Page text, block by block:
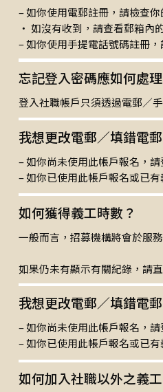
– 如你使用電郵註冊，請檢查
‧ 如沒有收到，請查看郵箱內
– 如你使用手提電話號碼註冊
忘記登入密碼應如何處理
登入社職帳戶只須透過電郵／
我想更改電郵／填錯電
– 如你尚未使用此帳戶報名，
– 如你已使用此帳戶報名或已
如何獲得義工時數？
一般而言，招募機構將會於服
如果仍未有顯示有關紀錄，請
我想更改電郵／填錯電
– 如你尚未使用此帳戶報名，
– 如你已使用此帳戶報名或已
如何加入社職以外之義